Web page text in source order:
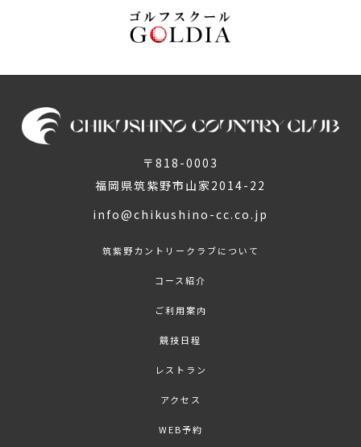
〒818-0003
福岡県筑紫野市山家2014-22
info@chikushino-cc.co.jp
筑紫野カントリークラブについて
コース紹介
ご利用案内
競技日程
レストラン
アクセス
WEB予約